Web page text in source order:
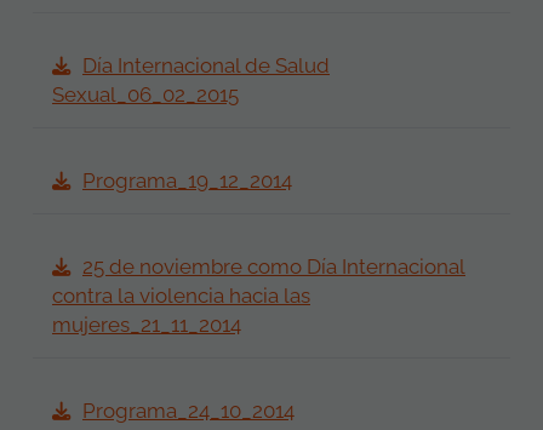
Día Internacional de Salud
Sexual_06_02_2015
Programa_19_12_2014
25 de noviembre como Día Internacional
contra la violencia hacia las
mujeres_21_11_2014
Programa_24_10_2014